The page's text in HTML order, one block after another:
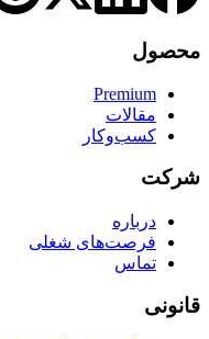
محصول
Premium
مقالات
کسب‌وکار
شرکت
درباره
فرصت‌های شغلی
تماس
قانونی